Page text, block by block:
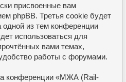
присвоенные вам
phpBB. Третья cookie будет
одной из тем конференции
использоваться для
вами темах,
работы с форумами.
конференции «МЖА (Rail-